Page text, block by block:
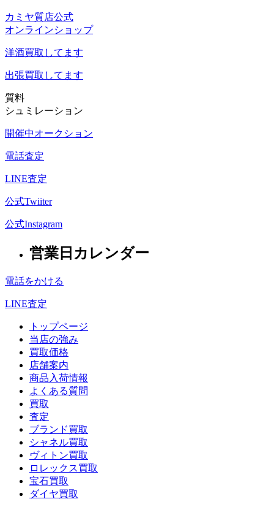
カミヤ質店公式
オンラインショップ
洋酒買取してます
出張買取 してます
質料
シュミレーション
開催中オークション
電話査定
LINE査定
公式Twiiter
公式Instagram
営業日カレンダー
電話をかける
LINE査定
トップページ
当店の強み
買取価格
店舗案内
商品入荷情報
よくある質問
買取
査定
ブランド買取
シャネル買取
ヴィトン買取
ロレックス買取
宝石買取
ダイヤ買取